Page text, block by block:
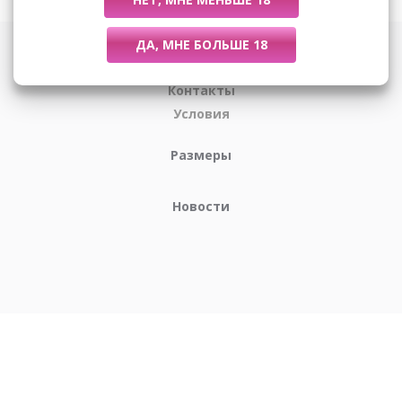
О компании
Контакты
Условия
Размеры
Новости